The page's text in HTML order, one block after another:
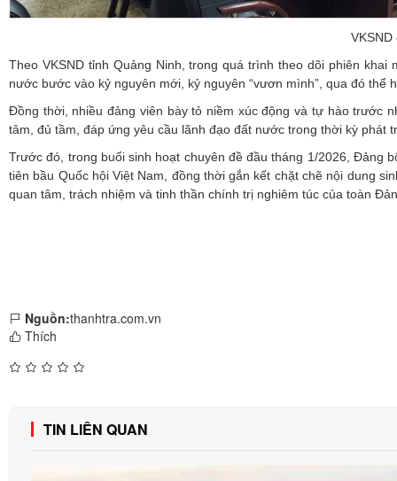
Theo VKSND tỉnh Quảng Ninh, trong quá trình theo dõi phiên
nước bước vào kỷ nguyên mới, kỷ nguyên “vươn mình”, qua đó
Đồng thời, nhiều đảng viên bày tỏ niềm xúc động và tự hào trước
tâm, đủ tầm, đáp ứng yêu cầu lãnh đạo đất nước trong thời kỳ phát
Trước đó, trong buổi sinh hoạt chuyên đề đầu tháng 1/2026, Đảng
tiên bầu Quốc hội Việt Nam, đồng thời gắn kết chặt chẽ nội dung
quan tâm, trách nhiệm và tinh thần chính trị nghiêm túc của toàn
Nguồn:thanhtra.com.vn
Thích
TIN LIÊN QUAN